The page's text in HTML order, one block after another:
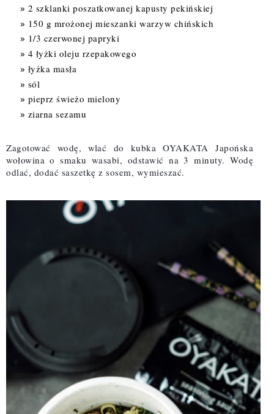
2 szklanki poszatkowanej kapusty pekińskiej
150 g mrożonej mieszanki warzyw chińskich
1/3 czerwonej papryki
4 łyżki oleju rzepakowego
łyżka masła
sól
pieprz świeżo mielony
ziarna sezamu
Zagotować wodę, wlać do kubka OYAKATA Japońska
wołowina o smaku wasabi, odstawić na 3 minuty. Wodę
odlać, dodać saszetkę z sosem, wymieszać.